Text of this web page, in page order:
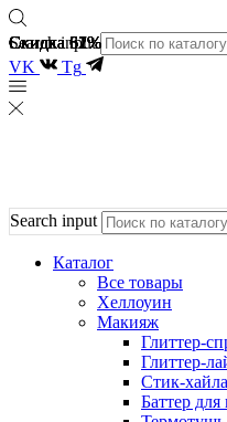
Search input
VK Tg
Search input
Каталог
Все товары
Хеллоуин
Макияж
Глиттер-
Глиттер-
Стик-
Баттер для
Скидка 61%
Скидка 62%
Скидка 61%
Скидка 37%
Скидка 62%
Скидка 51%